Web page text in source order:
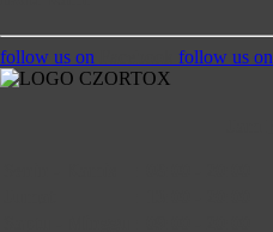
follow us on follow us on